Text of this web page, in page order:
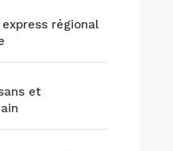
express régional
et